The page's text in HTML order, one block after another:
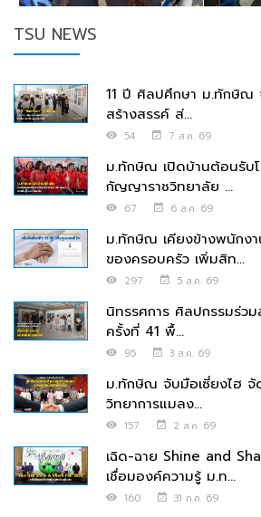
TSU NEWS
11 ปี ศิลปศึกษา ม.ทักษิณ
สร้างสรรค์ ส่...
54 7 ส.ค. 69
ม.ทักษิณ เปิดบ้านต้อนรับ
กัญญาราชวิทยาลัย ...
67 6 ส.ค. 69
ม.ทักษิณ เคียงข้างพนักงา
ของครอบครัว เพิ่มสิท...
297 5 ส.ค. 69
นิทรรศการ ศิลปกรรมร่ว
ครั้งที่ 41 พื้...
95 3 ส.ค. 69
ม.ทักษิณ จับมือเซี่ยงไฮ
วิทยาการแมลง...
157 2 ส.ค. 69
เฉิด-ฉาย Shine and
เชื่อมองค์ความรู้ ม.ท...
160 31 ก.ค. 69